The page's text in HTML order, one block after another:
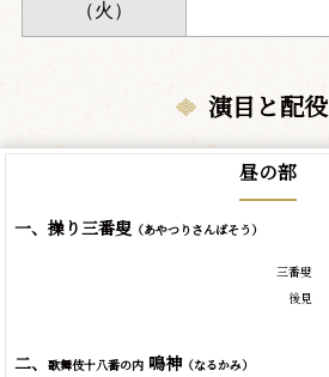
（火）
演目と配役
昼の部
一、操り三番叟（あやつりさんばそう）
三番叟
後見
二、 歌舞伎十八番の内鳴神（なるかみ）